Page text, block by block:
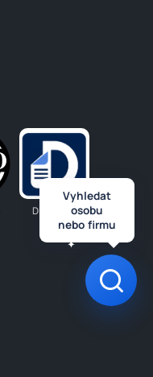
Dlužník.cz
Vyhledat
osobu
nebo firmu